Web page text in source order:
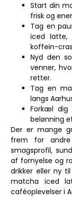
Start din
frisk og
Tag en
iced
koffein-
Nyd den
venner,
retter.
Tag en
langs
Forkæl dig
belønning
Der er mange
frem for
smagsprofil,
af fornyelse og
drikker eller ny
matcha iced
caféoplevelser i